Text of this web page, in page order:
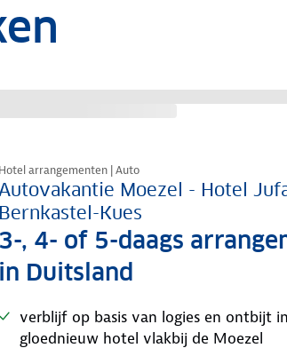
Hotel arrangementen | Auto
Moezel - Hotel
Bernkastel-Kues
3-, 4- of 5-daags
in Duitsland
verblijf op basis van logies en ontbijt
gloednieuw hotel vlakbij de Moezel